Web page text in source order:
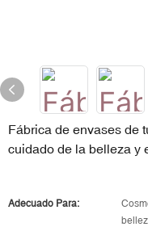
Fábrica de envases de
cuidado de la belleza y
Adecuado Para: